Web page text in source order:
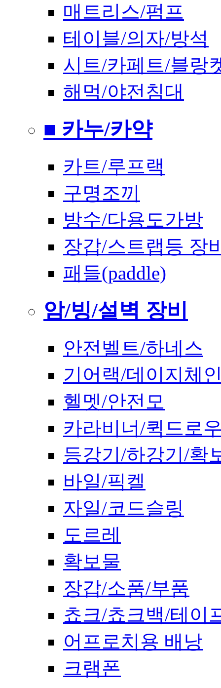
매트리스/펌프
테이블/의자/방석
시트/카페트/블랑
해먹/야전침대
■ 카누/카약
카트/루프랙
구명조끼
방수/다용도가방
장갑/스트랩등 장
패들(paddle)
암/빙/설벽 장비
안전벨트/하네스
기어랙/데이지체
헬멧/안전모
카라비너/퀵드로
등강기/하강기/확
바일/픽켈
자일/코드슬링
도르레
확보물
장갑/소품/부품
쵸크/쵸크백/테이
어프로치용 배낭
크램폰